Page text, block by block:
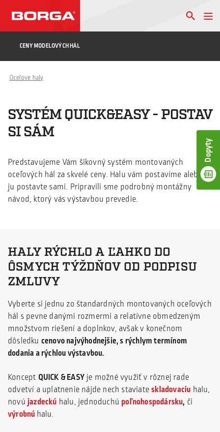
Dopyty
CENY MODELOVÝCH HÁL
Oceľové haly
SYSTÉM QUICK&EASY - POSTAV
SI SÁM
Predstavujeme Vám šikovný systém montovaných
oceľových hál za skvelé ceny. Halu vám postavíme alebo si
ju postavte sami. Pripravili sme podrobný montážny
návod, ktorý vás výstavbou prevedie.
HALY RÝCHLO A ĽAHKO DO
ÔSMYCH TÝŽDŇOV OD PODPISU
ZMLUVY
Vyberte si jednu zo štandardných montovaných oceľových
hál s pevne danými rozmermi a relatívne obmedzeným
množstvom riešení a doplnkov, avšak v konečnom
dôsledku cenovo najvýhodnejšie, s rýchlym termínom
dodania a rýchlou výstavbou.
Koncept QUICK & EASY je možné využiť v rôznej rade
odvetví a uplatnenie nájde nech staviateskladovaciu halu,
novú jazdeckú halu, jednoduchú poľnohospodársku, či
výrobnú halu.